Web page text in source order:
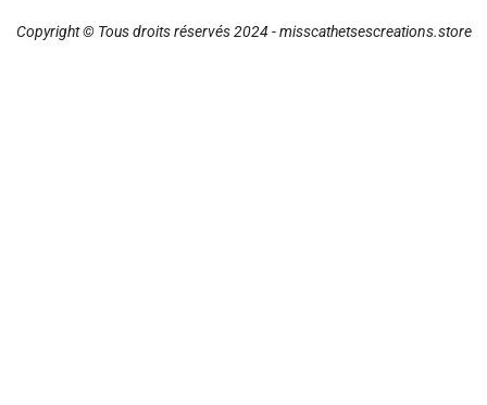
Copyright © Tous droits réservés 2024 - misscathetsescreations.store